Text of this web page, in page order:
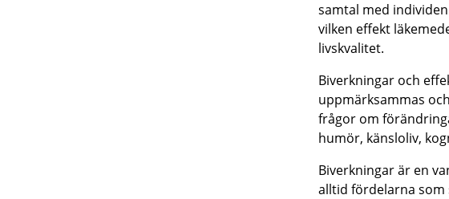
samtal med
vilken effekt
livskvalitet.
Biverkningar och
uppmärksammas
frågor om
humör, känsloliv,
Biverkningar är en
alltid fördelarna